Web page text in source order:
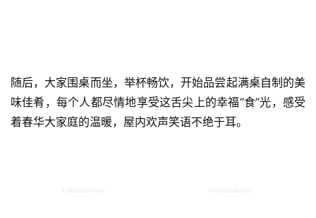
随后，大家围桌而坐，举杯畅饮，开始品尝起满桌自制的美
味佳肴，每个人都尽情地享受这舌尖上的幸福“食”光，感受
着春华大家庭的温暖，屋内欢声笑语不绝于耳。